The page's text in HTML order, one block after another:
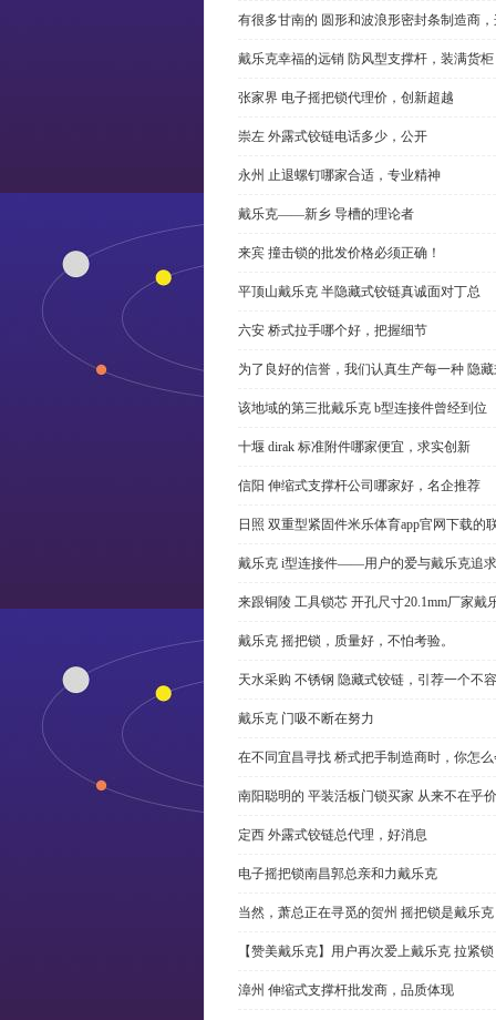
有很多甘南的 圆形和波浪形密封条制造商
戴乐克幸福的远销 防风型支撑杆，装满货柜
张家界 电子摇把锁代理价，创新超越
崇左 外露式铰链电话多少，公开
永州 止退螺钉哪家合适，专业精神
戴乐克——新乡 导槽的理论者
来宾 撞击锁的批发价格必须正确！
平顶山戴乐克 半隐藏式铰链真诚面对丁总
六安 桥式拉手哪个好，把握细节
为了良好的信誉，我们认真生产每一种 隐
该地域的第三批戴乐克 b型连接件曾经到位
十堰 dirak 标准附件哪家便宜，求实创新
信阳 伸缩式支撑杆公司哪家好，名企推荐
日照 双重型紧固件米乐体育app官网下载的
戴乐克 i型连接件——用户的爱与戴乐克追求
来跟铜陵 工具锁芯 开孔尺寸20.1mm厂家
戴乐克 摇把锁，质量好，不怕考验。
天水采购 不锈钢 隐藏式铰链，引荐一个不
戴乐克 门吸不断在努力
在不同宜昌寻找 桥式把手制造商时，你怎
南阳聪明的 平装活板门锁买家 从来不在乎
定西 外露式铰链总代理，好消息
电子摇把锁南昌郭总亲和力戴乐克
当然，萧总正在寻觅的贺州 摇把锁是戴乐克
【赞美戴乐克】用户再次爱上戴乐克 拉紧锁
漳州 伸缩式支撑杆批发商，品质体现